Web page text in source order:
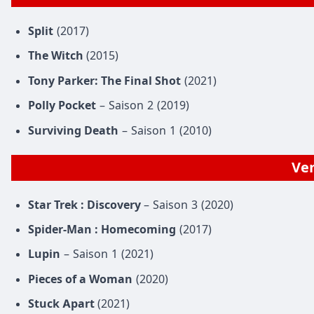
Split (2017)
The Witch (2015)
Tony Parker: The Final Shot (2021)
Polly Pocket – Saison 2 (2019)
Surviving Death – Saison 1 (2010)
Star Trek : Discovery – Saison 3 (2020)
Spider-Man : Homecoming (2017)
Lupin – Saison 1 (2021)
Pieces of a Woman (2020)
Stuck Apart (2021)